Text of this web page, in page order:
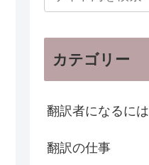
カテゴリー
翻訳者になるには
翻訳の仕事